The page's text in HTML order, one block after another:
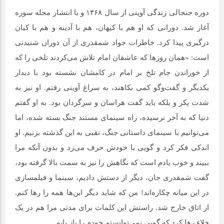
دوره جنجالی زندگی آوینی از سال ۱۳۶۸ و با انتشار مجله سوره
آغاز شد. دورانی که او هم با کیهان، هم با آدینه و هم با کیان
درگیری پیدا کرد. خاطرات جواد شمقدری از آن دوران شنیدنی
است: «همان روز‌ها که عاشقان امام تلاش می‌کردند تلخی را که
از خوراندن جام تلخ بر امام در کامشان نشسته بود با دیدار
یکدیگر و گفت‌وگو کمی بکاهند، به سراغ آوینی رفتم. او نیز به
شدت پکر و بلکه باید گفت هراسان و سرگردان بود. به او گفتم
دنیا که به آخر نرسیده، راه سینمای مستند جنگ بسته شده، اما
می‌توانیم با سینمای داستانی جنگ، نقبی به این گذشته بزنیم. او
اندکی فکر کرد و گویی با خودش حرف می‌زد و بدون آنکه مرا
ببیند و خوب یادم است که نگاهش را نیز به سمت بالا گرفته بود،
گفت شمقدری جان، دیگر از دستش دادیم، سینما و فیلمسازی
در این میانه چکاره‌اند! من که شاید دیگر این‌ها همه را رها کنم.
از اتاق خارج شد. راستش این کلمات برای مدتی مرا هم در یک